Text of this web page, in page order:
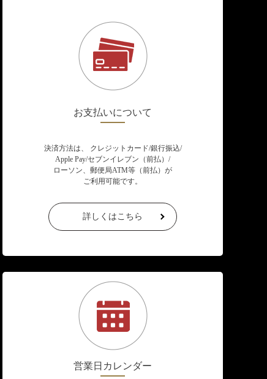
お支払いについて
決済方法は、 クレジットカード/銀行振込/
Apple Pay/セブンイレブン（前払）/
ローソン、郵便局ATM等（前払）が
ご利用可能です。
詳しくはこちら
営業日カレンダー